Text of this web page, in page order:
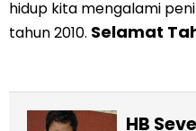
hidup kita mengalami
tahun 2010. Selamat
HB